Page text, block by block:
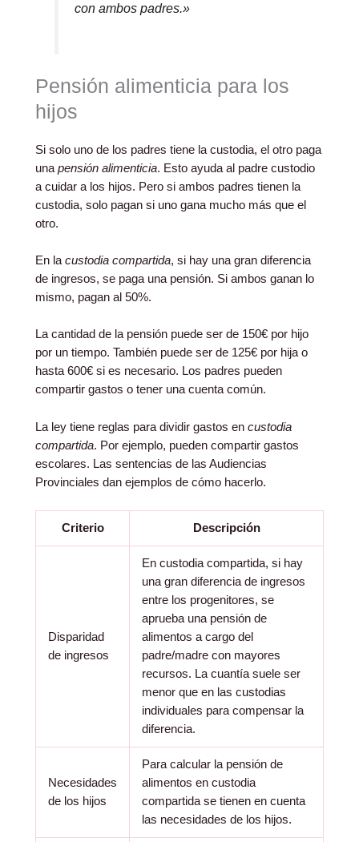
con ambos padres.»
Pensión alimenticia para los
hijos
Si solo uno de los padres tiene la custodia, el otro paga
una pensión alimenticia. Esto ayuda al padre custodio
a cuidar a los hijos. Pero si ambos padres tienen la
custodia, solo pagan si uno gana mucho más que el
otro.
En la custodia compartida, si hay una gran diferencia
de ingresos, se paga una pensión. Si ambos ganan lo
mismo, pagan al 50%.
La cantidad de la pensión puede ser de 150€ por hijo
por un tiempo. También puede ser de 125€ por hija o
hasta 600€ si es necesario. Los padres pueden
compartir gastos o tener una cuenta común.
La ley tiene reglas para dividir gastos en custodia
compartida. Por ejemplo, pueden compartir gastos
escolares. Las sentencias de las Audiencias
Provinciales dan ejemplos de cómo hacerlo.
Criterio Descripción
Disparidad
de ingresos
En custodia compartida, si hay
una gran diferencia de ingresos
entre los progenitores, se
aprueba una pensión de
alimentos a cargo del
padre/madre con mayores
recursos. La cuantía suele ser
menor que en las custodias
individuales para compensar la
diferencia.
Necesidades
de los hijos
Para calcular la pensión de
alimentos en custodia
compartida se tienen en cuenta
las necesidades de los hijos.